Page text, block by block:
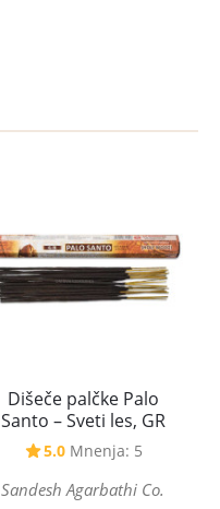
Dišeče palčke Palo
Santo – Sveti les, GR
5.0 Mnenja: 5
Sandesh Agarbathi Co.